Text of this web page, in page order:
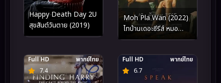
Happy Death Day 2U
สุขสันต์วันตาย (2019)
Moh Pla Wan (2022)
ไทบ้านเดอะซีรีส์ หมอ
ปลาวาฬ
7.4
Full HD พากย์ไทย
6.7
Full HD พากย์ไทย